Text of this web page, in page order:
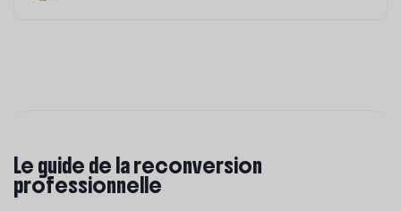
Le guide de la reconversion
professionnelle